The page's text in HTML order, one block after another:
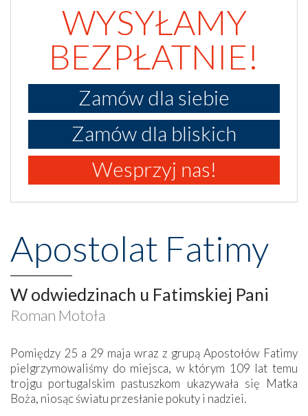
WYSYŁAMY
BEZPŁATNIE!
Zamów dla siebie
Zamów dla bliskich
Wesprzyj nas!
Apostolat Fatimy
W odwiedzinach u Fatimskiej Pani
Roman Motoła
Pomiędzy 25 a 29 maja wraz z grupą Apostołów Fatimy
pielgrzymowaliśmy do miejsca, w którym 109 lat temu
trojgu portugalskim pastuszkom ukazywała się Matka
Boża, niosąc światu przesłanie pokuty i nadziei.